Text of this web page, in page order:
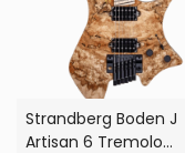
Strandberg Boden J
Artisan 6 Tremolo